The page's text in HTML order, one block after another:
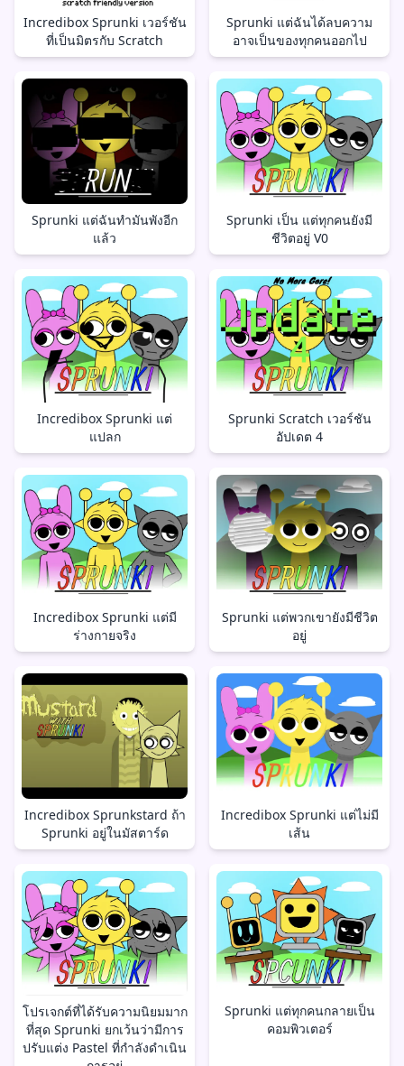
Incredibox Sprunki เวอร์ชัน
ที่เป็นมิตรกับ Scratch
Sprunki แต่ฉันได้ลบความ
อาจเป็นของทุกคนออกไป
Sprunki แต่ฉันทำมันพังอีก
แล้ว
Sprunki เป็น แต่ทุกคนยังมี
ชีวิตอยู่ V0
Incredibox Sprunki แต่
แปลก
Sprunki Scratch เวอร์ชัน
อัปเดต 4
Incredibox Sprunki แต่มี
ร่างกายจริง
Sprunki แต่พวกเขายังมีชีวิต
อยู่
Incredibox Sprunkstard ถ้า
Sprunki อยู่ในมัสตาร์ด
Incredibox Sprunki แต่ไม่มี
เส้น
โปรเจกต์ที่ได้รับความนิยมมาก
ที่สุด Sprunki ยกเว้นว่ามีการ
ปรับแต่ง Pastel ที่กำลังดำเนิน
Sprunki แต่ทุกคนกลายเป็น
คอมพิวเตอร์